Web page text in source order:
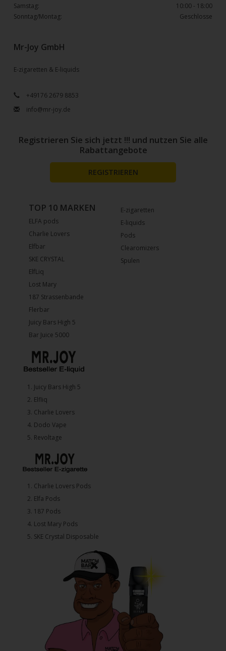
Mr-Joy GmbH
E-zigaretten & E-liquids
+49176 2679 8853
info@mr-joy.de
Samstag:
10:00 - 18:00
Sonntag/Montag:
Geschlosse
E-zigaretten
E-liquids
Pods
Clearomizers
Spulen
TOP 10 MARKEN
ELFA pods
Charlie Lovers
Elfbar
SKE CRYSTAL
ElfLiq
Lost Mary
187 Strassenbande
Flerbar
Juicy Bars High 5
Bar Juice 5000
1.⁠ ⁠Juicy Bars High 5
2.⁠ ⁠⁠Elfliq
3.⁠ ⁠⁠Charlie Lovers
4.⁠ ⁠⁠Dodo Vape
5. ⁠Revoltage
1.⁠ ⁠Charlie Lovers Pods
2.⁠ ⁠⁠Elfa Pods
3.⁠ ⁠⁠187 Pods
4.⁠ ⁠⁠Lost Mary Pods
5.⁠ ⁠⁠SKE Crystal Disposable
Registrieren Sie sich jetzt !!! und nutzen Sie alle
Rabattangebote
REGISTRIEREN